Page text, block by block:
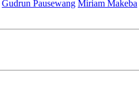
Gudrun Pausewang Miriam Makeba